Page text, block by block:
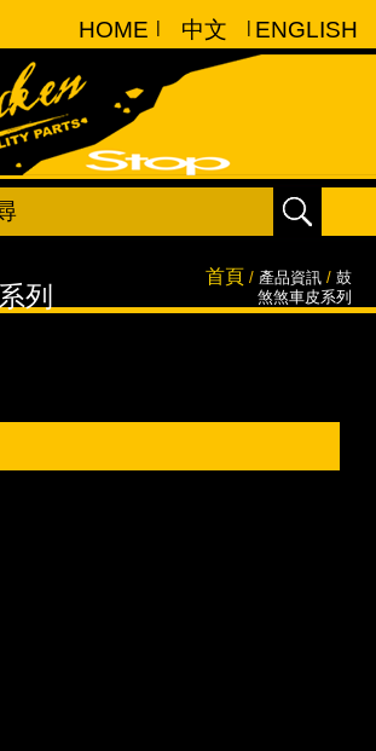
HOME | 中文 | ENGLISH
首頁 / 產品資訊 / 鼓
煞煞車皮系列